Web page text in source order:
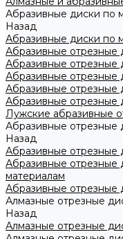
Абразивные диски по
Назад
Абразивные диски по
Абразивные
Абразивные отрезные
Абразивные отрезные
Абразивные отрезные
Абразивные отрезные
Лужские абразивные
Абразивные отрезные
Назад
Абразивные отрезные
Абразивные отрезные
материалам
Абразивные отрезные
Алмазные отрезные
Назад
Алмазные отрезные